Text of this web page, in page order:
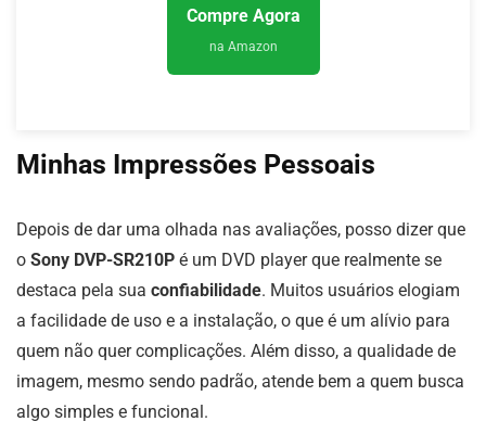
Compre Agora
na Amazon
Minhas Impressões Pessoais
Depois de dar uma olhada nas avaliações, posso dizer que
o Sony DVP-SR210P é um DVD player que realmente se
destaca pela sua confiabilidade. Muitos usuários elogiam
a facilidade de uso e a instalação, o que é um alívio para
quem não quer complicações. Além disso, a qualidade de
imagem, mesmo sendo padrão, atende bem a quem busca
algo simples e funcional.